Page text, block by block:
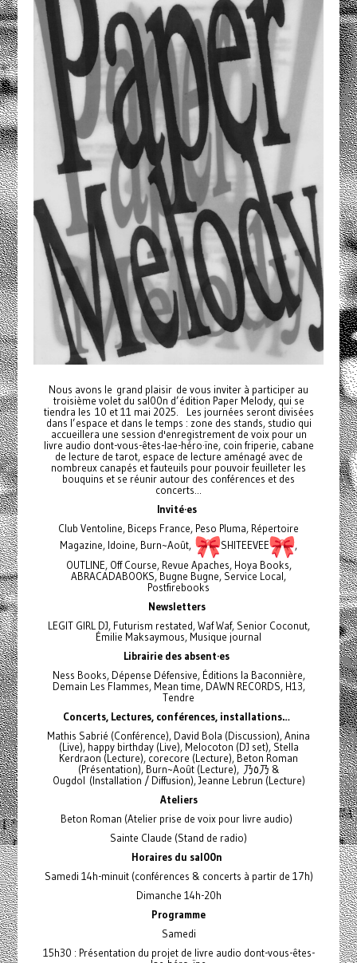
Nous avons le grand plaisir de vous inviter à participer au
troisième volet du sal00n d’édition Paper Melody, qui se
tiendra les 10 et 11 mai 2025. Les journées seront divisées
dans l’espace et dans le temps : zone des stands, studio qui
accueillera une session d'enregistrement de voix pour un
livre audio dont-vous-êtes-lae-héro·ïne, coin friperie, cabane
de lecture de tarot, espace de lecture aménagé avec de
nombreux canapés et fauteuils pour pouvoir feuilleter les
bouquins et se réunir autour des conférences et des
concerts...
Invité·es
Club Ventoline, Biceps France, Peso Pluma, Répertoire
Magazine, Idoine, Burn~Août,
SHITEEVEE
,
OUTLINE, Off Course, Revue Apaches, Hoya Books,
ABRACADABOOKS, Bugne Bugne, Service Local,
Postfirebooks
Newsletters
LEGIT GIRL DJ, Futurism restated, Waf Waf, Senior Coconut,
Émilie Maksaymous, Musique journal
Librairie des absent·es
Ness Books, Dépense Défensive, Éditions la Baconnière,
Demain Les Flammes, Mean time, DAWN RECORDS, H13,
Tendre
Concerts, Lectures, conférences, installations…
Mathis Sabrié (Conférence), David Bola (Discussion), Anina
(Live), happy birthday (Live), Melocoton (DJ set), Stella
Kerdraon (Lecture), corecore (Lecture), Beton Roman
(Présentation), Burn~Août (Lecture), 乃٥乃 &
Ougdol (Installation / Diffusion), Jeanne Lebrun (Lecture)
Ateliers
Beton Roman (Atelier prise de voix pour livre audio)
Sainte Claude (Stand de radio)
Horaires du sal00n
Samedi 14h-minuit (conférences & concerts à partir de 17h)
Dimanche 14h-20h
Programme
Samedi
15h30 : Présentation du projet de livre audio dont-vous-êtes-